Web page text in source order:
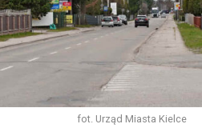
fot. Urząd Miasta Kielce